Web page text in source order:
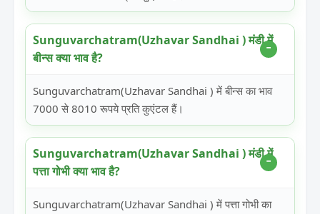
Sunguvarchatram(Uzhavar Sandhai ) मंडी में
बीन्स क्या भाव है?
Sunguvarchatram(Uzhavar Sandhai ) में बीन्स का भाव
7000 से 8010 रूपये प्रति कुएंटल हैं।
Sunguvarchatram(Uzhavar Sandhai ) मंडी में
पत्ता गोभी क्या भाव है?
Sunguvarchatram(Uzhavar Sandhai ) में पत्ता गोभी का